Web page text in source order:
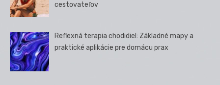
cestovateľov
Reflexná terapia chodidiel: Základné mapy a
praktické aplikácie pre domácu prax